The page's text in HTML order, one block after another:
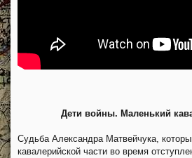
Дети войны. Маленький
Судьба Александра Матвейчука,
кавалерийской части во время